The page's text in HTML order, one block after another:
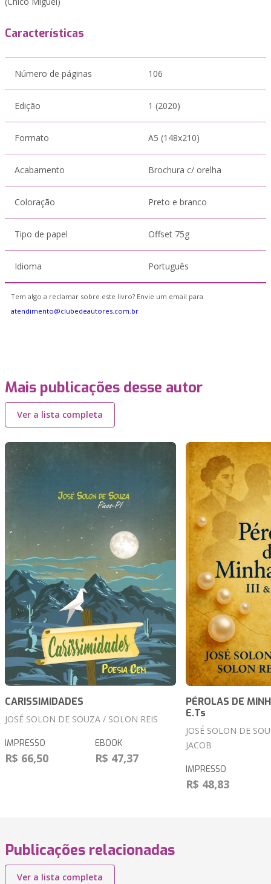
Características
Número de páginas 106
Edição 1 (2020)
Formato A5 (148x210)
Acabamento Brochura c/ orelha
Coloração Preto e branco
Tipo de papel Offset 75g
Idioma Português
Tem algo a reclamar sobre este livro? Envie um email para
atendimento@clubedeautores.com.br
Mais publicações desse autor
Ver a lista completa
CARISSIMIDADES
JOSÉ SOLON DE SOUZA / SOLON REIS
IMPRESSO
R$ 66,50
EBOOK
R$ 47,37
PÉROLAS DE
E.Ts
JOSÉ SOLON DE
JACOB
IMPRESSO
R$ 48,83
Publicações relacionadas
Ver a lista completa